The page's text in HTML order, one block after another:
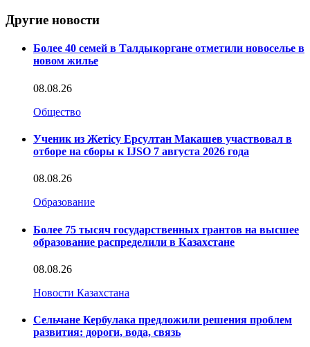
Другие новости
Более 40 семей в Талдыкоргане отметили новоселье в
новом жилье
08.08.26
Общество
Ученик из Жетісу Ерсултан Макашев участвовал в
отборе на сборы к IJSO 7 августа 2026 года
08.08.26
Образование
Более 75 тысяч государственных грантов на высшее
образование распределили в Казахстане
08.08.26
Новости Казахстана
Сельчане Кербулака предложили решения проблем
развития: дороги, вода, связь